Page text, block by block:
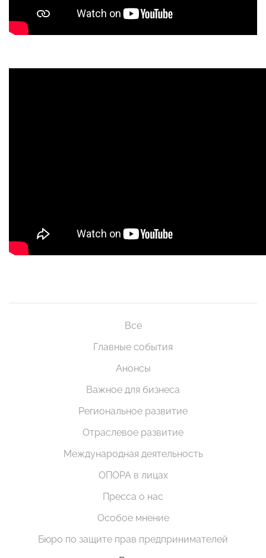
Все
Главные события
Анонсы
Важное для бизнеса
Региональное развитие
Отраслевое развитие
Международная деятельность
ОПОРА в лицах
Пресса о нас
Особое мнение
Бюро по защите прав предпринимателей